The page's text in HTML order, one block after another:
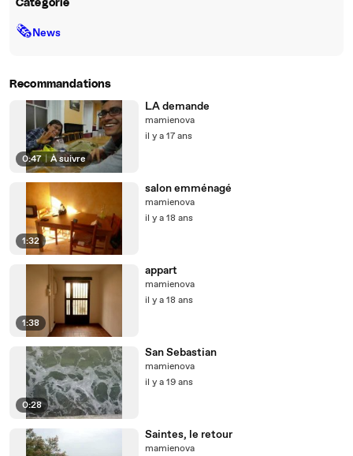
Catégorie
🗞News
Recommandations
0:47 | À suivre
LA demande
mamienova
il y a 17 ans
1:32
salon emménagé
mamienova
il y a 18 ans
1:38
appart
mamienova
il y a 18 ans
0:28
San Sebastian
mamienova
il y a 19 ans
Saintes, le retour
mamienova